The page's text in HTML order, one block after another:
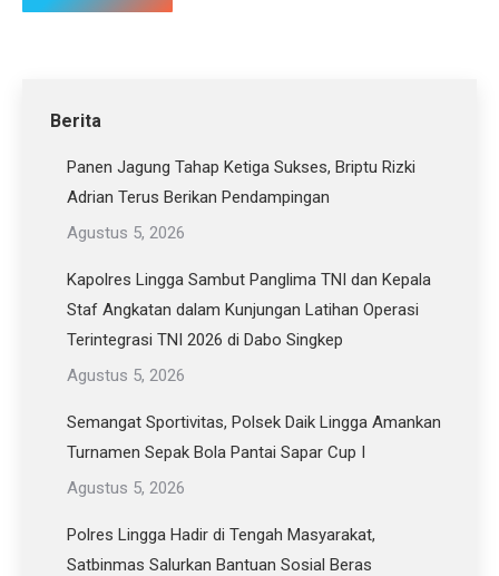
Berita
Panen Jagung Tahap Ketiga Sukses, Briptu Rizki
Adrian Terus Berikan Pendampingan
Agustus 5, 2026
Kapolres Lingga Sambut Panglima TNI dan Kepala
Staf Angkatan dalam Kunjungan Latihan Operasi
Terintegrasi TNI 2026 di Dabo Singkep
Agustus 5, 2026
Semangat Sportivitas, Polsek Daik Lingga Amankan
Turnamen Sepak Bola Pantai Sapar Cup I
Agustus 5, 2026
Polres Lingga Hadir di Tengah Masyarakat,
Satbinmas Salurkan Bantuan Sosial Beras